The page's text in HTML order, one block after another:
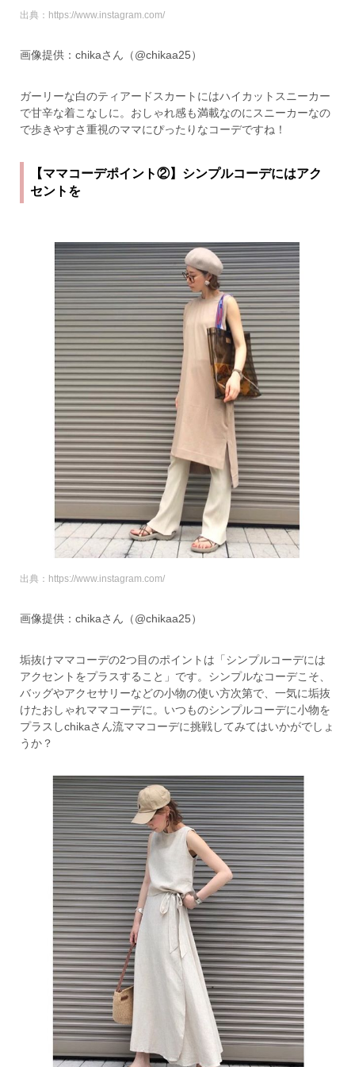
出典：https://www.instagram.com/
画像提供：chikaさん（@chikaa25）
ガーリーな白のティアードスカートにはハイカットスニーカー
で甘辛な着こなしに。おしゃれ感も満載なのにスニーカーなの
で歩きやすさ重視のママにぴったりなコーデですね！
【ママコーデポイント②】シンプルコーデにはアク
セントを
出典：https://www.instagram.com/
画像提供：chikaさん（@chikaa25）
垢抜けママコーデの2つ目のポイントは「シンプルコーデには
アクセントをプラスすること」です。シンプルなコーデこそ、
バッグやアクセサリーなどの小物の使い方次第で、一気に垢抜
けたおしゃれママコーデに。いつものシンプルコーデに小物を
プラスしchikaさん流ママコーデに挑戦してみてはいかがでしょ
うか？